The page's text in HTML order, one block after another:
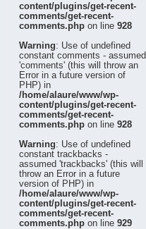
content/plugins/get-recent-
comments/get-recent-
comments.php on line 928
Warning: Use of undefined
constant comments - assumed
'comments' (this will throw an
Error in a future version of
PHP) in
/home/alaure/www/wp-
content/plugins/get-recent-
comments/get-recent-
comments.php on line 928
Warning: Use of undefined
constant trackbacks -
assumed 'trackbacks' (this will
throw an Error in a future
version of PHP) in
/home/alaure/www/wp-
content/plugins/get-recent-
comments/get-recent-
comments.php on line 929